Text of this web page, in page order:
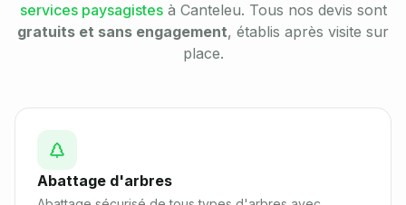
services paysagistesà Canteleu. Tous nos devis sont
gratuits et sans engagement, établis après visite sur
place.
Abattage d'arbres